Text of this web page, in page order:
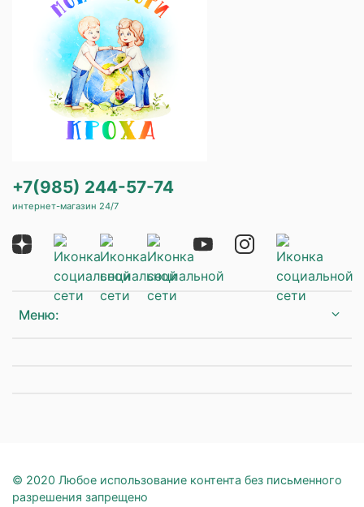
Меню:
+7(985) 244-57-74
интернет-магазин 24/7
© 2020 Любое использование контента без письменного
разрешения запрещено